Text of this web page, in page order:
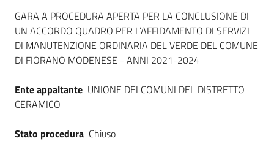
Dati del bando
GARA A PROCEDURA APERTA PER LA CONCLUSIONE DI
UN ACCORDO QUADRO PER L’AFFIDAMENTO DI SERVIZI
DI MANUTENZIONE ORDINARIA DEL VERDE DEL COMUNE
DI FIORANO MODENESE - ANNI 2021-2024
Ente appaltante UNIONE DEI COMUNI DEL DISTRETTO
CERAMICO
Stato procedura Chiuso